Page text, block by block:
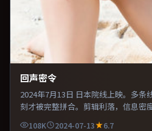
回声密令
2024年7月13日 日本院线上映。多条
刻才被完整拼合。剪辑利落，信息密
观众。既有类型片爽感，也保留作者
108K 2024-07-13
6.7